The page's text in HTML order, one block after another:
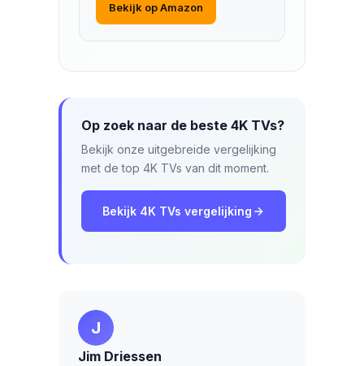
Bekijk op Amazon
Op zoek naar de beste 4K TVs?
Bekijk onze uitgebreide vergelijking
met de top 4K TVs van dit moment.
Bekijk 4K TVs vergelijking
J
Jim Driessen